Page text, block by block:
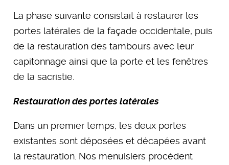
La phase suivante consistait à restaurer les
portes latérales de la façade occidentale, puis
de la restauration des tambours avec leur
capitonnage ainsi que la porte et les fenêtres
de la sacristie.
Restauration des portes latérales
Dans un premier temps, les deux portes
existantes sont déposées et décapées avant
la restauration. Nos menuisiers procèdent